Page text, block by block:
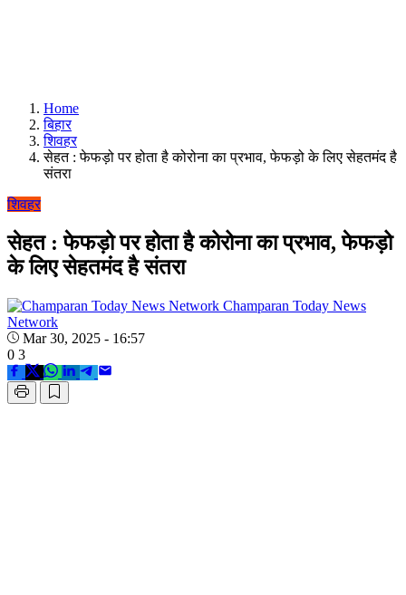
Home
बिहार
शिवहर
सेहत : फेफड़ो पर होता है कोरोना का प्रभाव, फेफड़ो के लिए सेहतमंद है
संतरा
शिवहर
सेहत : फेफड़ो पर होता है कोरोना का प्रभाव, फेफड़ो
के लिए सेहतमंद है संतरा
Champaran Today News
Network
Mar 30, 2025 - 16:57
0 3